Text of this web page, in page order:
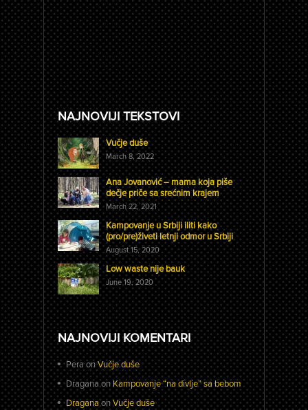
NAJNOVIJI TEKSTOVI
Vučje duše
March 8, 2022
Ana Jovanović – mama koja piše
dečje priče sa srećnim krajem
March 22, 2021
Kampovanje u Srbiji iliti kako
(pro/pre)živeti letnji odmor u Srbiji
August 15, 2020
Low waste nije bauk
June 19, 2020
NAJNOVIJI KOMENTARI
PeraonVučje duše
DraganaonKampovanje “na divlje” sa bebom
DraganaonVučje duše